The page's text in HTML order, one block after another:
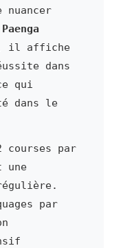
il affiche
dans
qui
dans le
courses par
une
par